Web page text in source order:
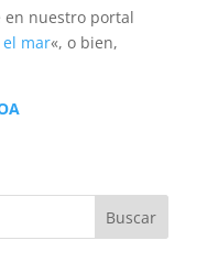
en nuestro portal
el mar«, o bien,